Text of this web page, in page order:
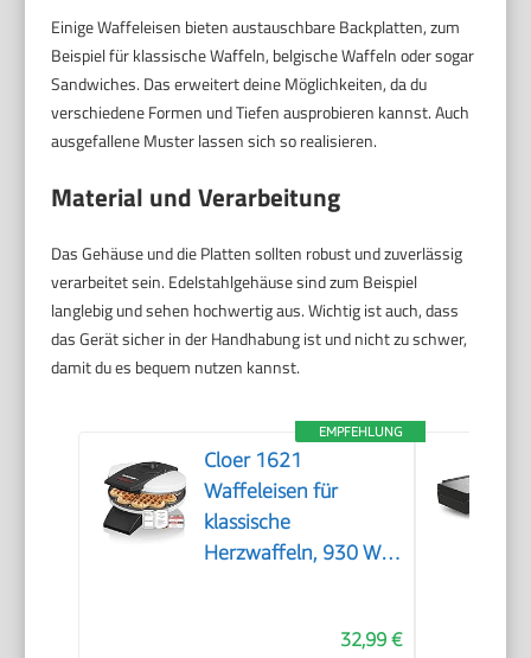
Einige Waffeleisen bieten austauschbare Backplatten, zum
Beispiel für klassische Waffeln, belgische Waffeln oder sogar
Sandwiches. Das erweitert deine Möglichkeiten, da du
verschiedene Formen und Tiefen ausprobieren kannst. Auch
ausgefallene Muster lassen sich so realisieren.
Material und Verarbeitung
Das Gehäuse und die Platten sollten robust und zuverlässig
verarbeitet sein. Edelstahlgehäuse sind zum Beispiel
langlebig und sehen hochwertig aus. Wichtig ist auch, dass
das Gerät sicher in der Handhabung ist und nicht zu schwer,
damit du es bequem nutzen kannst.
EMPFEHLUNG
Cloer 1621
Waffeleisen für
klassische
Herzwaffeln, 930 W,
Bräunungsgrad, weiß,
32,99 €